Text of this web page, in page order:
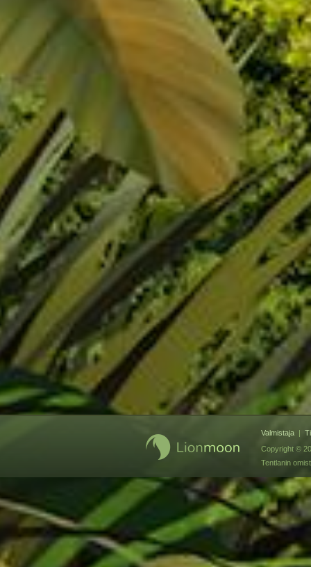
Valmistaja |
Copyright ©
Tentlanin